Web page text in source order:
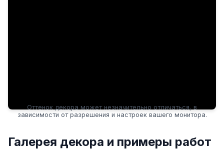
Оттенок декора может незначительно отличаться, в
зависимости от разрешения и настроек вашего монитора.
Галерея декора и примеры работ